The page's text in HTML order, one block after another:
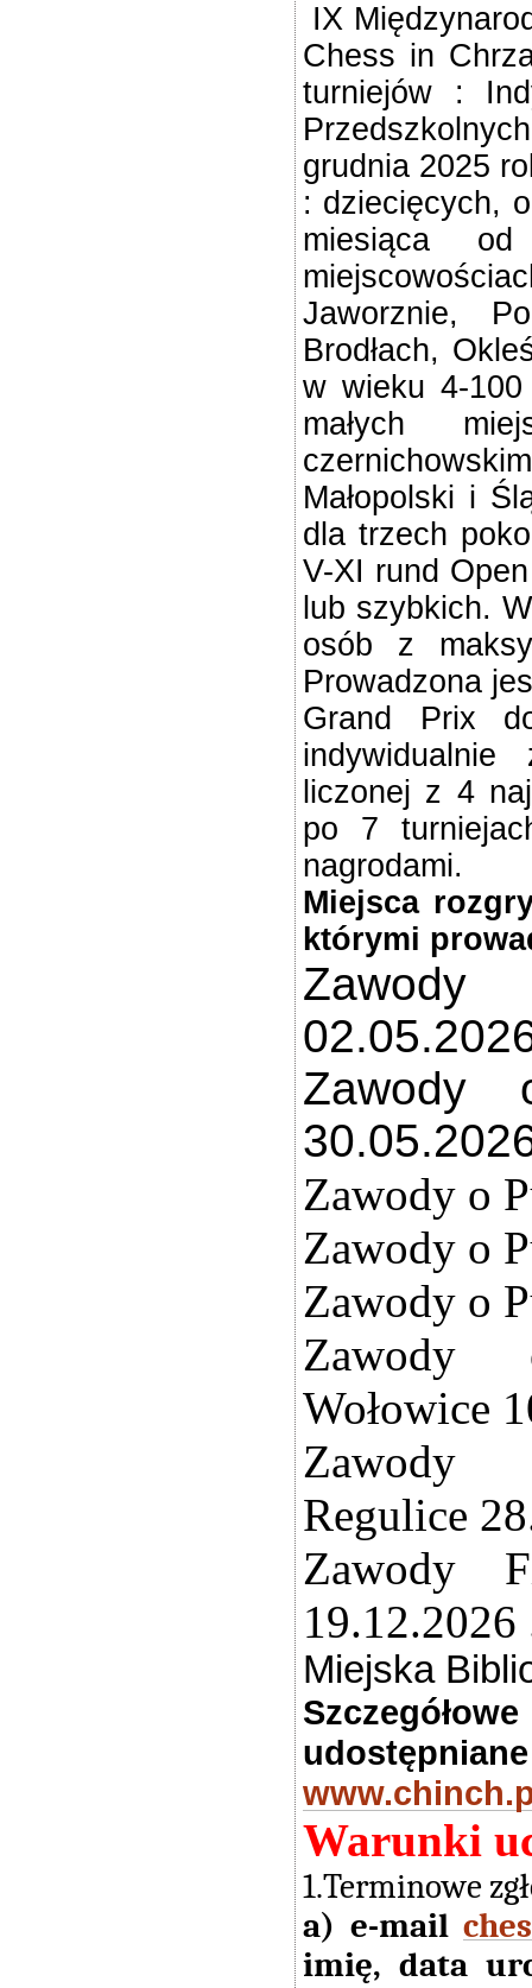
IX
Chess in
turniejów :
grudnia 2025
: dziecięcych,
miesiąca
Jaworznie,
Brodłach,
w wieku 4-
małych
Małopolski i
dla trzech
V-XI rund
lub szybkich.
osób z
Prowadzona
Grand Prix
liczonej z 4
po 7
nagrodami.
Miejsca
którymi
Zawody
Zawody o
Zawody o
Zawody o
Zawody
Wołowice
Regulice
Zawody
19.12.2026
Miejska
Warunki
1.Terminowe
a) e-mail
imię, data